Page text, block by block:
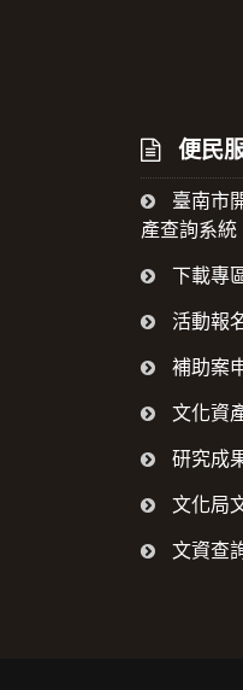
便民
臺南市
產查詢系統
下載專
活動報
補助案
文化資
研究成
文化局
文資查